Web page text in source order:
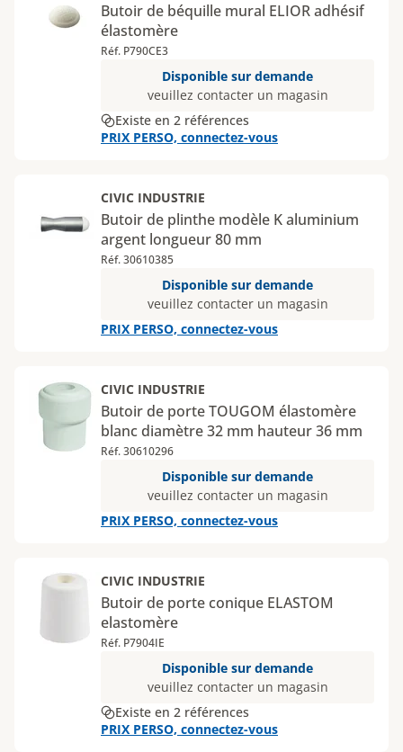
Butoir de béquille mural ELIOR adhésif
élastomère
Réf. P790CE3
Disponible sur demande
veuillez contacter un magasin
Existe en 2 références
PRIX PERSO, connectez-vous
CIVIC INDUSTRIE
Butoir de plinthe modèle K aluminium
argent longueur 80 mm
Réf. 30610385
Disponible sur demande
veuillez contacter un magasin
PRIX PERSO, connectez-vous
CIVIC INDUSTRIE
Butoir de porte TOUGOM élastomère
blanc diamètre 32 mm hauteur 36 mm
Réf. 30610296
Disponible sur demande
veuillez contacter un magasin
PRIX PERSO, connectez-vous
CIVIC INDUSTRIE
Butoir de porte conique ELASTOM
elastomère
Réf. P7904IE
Disponible sur demande
veuillez contacter un magasin
Existe en 2 références
PRIX PERSO, connectez-vous